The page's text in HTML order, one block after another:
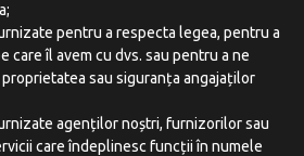
pentru a respecta legea, pentru a
care îl avem cu dvs. sau pentru a ne
sau siguranța angajaților
agenților noștri, furnizorilor sau
care îndeplinesc funcții în numele